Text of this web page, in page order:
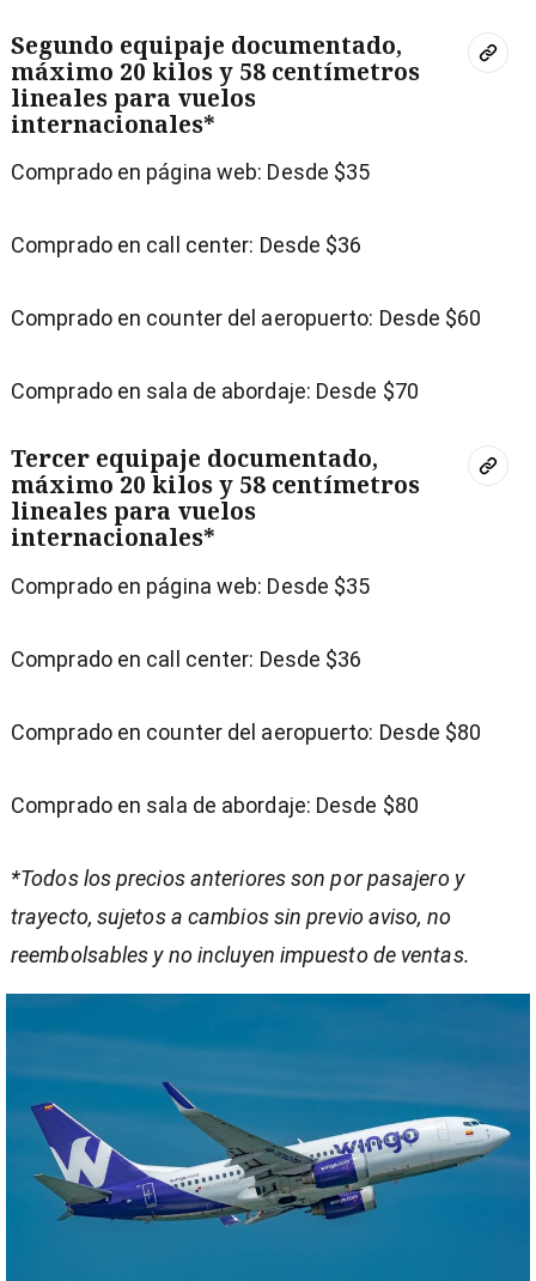
Segundo equipaje documentado,
máximo 20 kilos y 58 centímetros
lineales para vuelos
internacionales*
Comprado en página web: Desde $35
Comprado en call center: Desde $36
Comprado en counter del aeropuerto: Desde $60
Comprado en sala de abordaje: Desde $70
Tercer equipaje documentado,
máximo 20 kilos y 58 centímetros
lineales para vuelos
internacionales*
Comprado en página web: Desde $35
Comprado en call center: Desde $36
Comprado en counter del aeropuerto: Desde $80
Comprado en sala de abordaje: Desde $80
*Todos los precios anteriores son por pasajero y
trayecto, sujetos a cambios sin previo aviso, no
reembolsables y no incluyen impuesto de ventas.